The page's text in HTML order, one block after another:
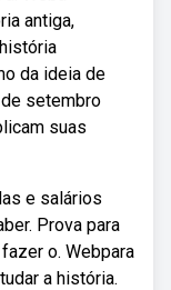
antiga,
da ideia de
setembro
suas
e salários
Prova para
o. Webpara
a história.